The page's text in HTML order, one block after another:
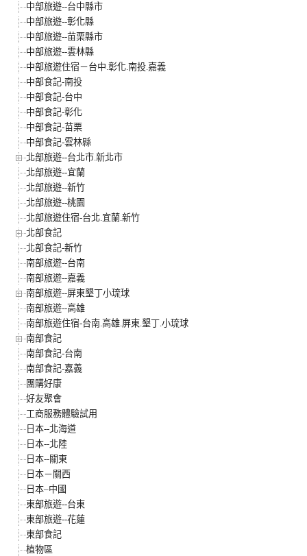
中部旅遊--台中縣市
中部旅遊--彰化縣
中部旅遊--苗栗縣市
中部旅遊--雲林縣
中部旅遊住宿－台中.彰化.南投.嘉義
中部食記-南投
中部食記-台中
中部食記-彰化
中部食記-苗栗
中部食記-雲林縣
北部旅遊--台北市.新北市
北部旅遊--宜蘭
北部旅遊--新竹
北部旅遊--桃園
北部旅遊住宿-台北.宜蘭.新竹
北部食記
北部食記-新竹
南部旅遊--台南
南部旅遊--嘉義
南部旅遊--屏東墾丁小琉球
南部旅遊--高雄
南部旅遊住宿-台南.高雄.屏東.墾丁.小琉球
南部食記
南部食記-台南
南部食記-嘉義
團購好康
好友聚會
工商服務體驗試用
日本--北海道
日本--北陸
日本--關東
日本－關西
日本–中國
東部旅遊--台東
東部旅遊--花蓮
東部食記
植物區